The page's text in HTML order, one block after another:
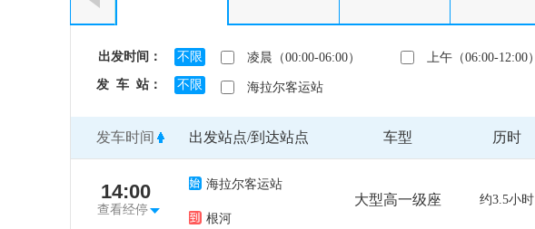
出发时间： 不限 凌晨（00:00-06:00） 上午（06:00-12:00）
发 车 站： 不限 海拉尔客运站
发车时间 出发站点/到达站点 车型 历时
14:00
查看经停
海拉尔客运站
根河
大型高一级座 约3.5小时